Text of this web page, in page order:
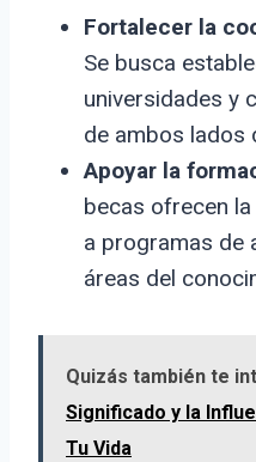
Fortalecer la
Se busca
universidades y
de ambos lados
Apoyar la
becas ofrecen
a programas de
áreas del
Quizás también te
Significado y la
Tu Vida